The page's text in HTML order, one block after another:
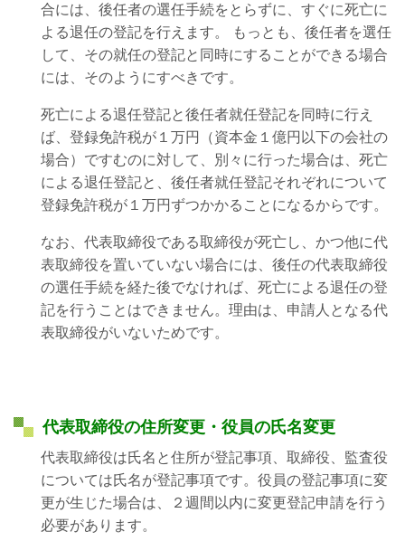
合には、後任者の選任手続をとらずに、すぐに死亡に
よる退任の登記を行えます。 もっとも、後任者を選任
して、その就任の登記と同時にすることができる場合
には、そのようにすべきです。
死亡による退任登記と後任者就任登記を同時に行え
ば、登録免許税が１万円（資本金１億円以下の会社の
場合）ですむのに対して、別々に行った場合は、死亡
による退任登記と、後任者就任登記それぞれについて
登録免許税が１万円ずつかかることになるからです。
なお、代表取締役である取締役が死亡し、かつ他に代
表取締役を置いていない場合には、後任の代表取締役
の選任手続を経た後でなければ、死亡による退任の登
記を行うことはできません。理由は、申請人となる代
表取締役がいないためです。
代表取締役の住所変更・役員の氏名変更
代表取締役は氏名と住所が登記事項、取締役、監査役
については氏名が登記事項です。役員の登記事項に変
更が生じた場合は、２週間以内に変更登記申請を行う
必要があります。